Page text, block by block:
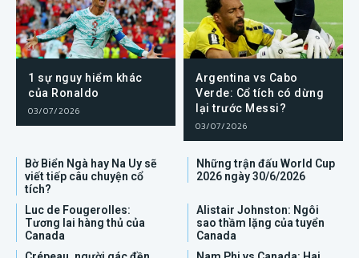
1 sự nguy hiểm khác
của Ronaldo
03/07/2026
Argentina vs Cabo
Verde: Cổ tích có dừng
lại trước Messi?
03/07/2026
Bờ Biển Ngà hay Na Uy sẽ
viết tiếp câu chuyện cổ
tích?
Những trận đấu World Cup
2026 ngày 30/6/2026
Luc de Fougerolles:
Tương lai hàng thủ của
Canada
Alistair Johnston: Ngôi
sao thầm lặng của tuyển
Canada